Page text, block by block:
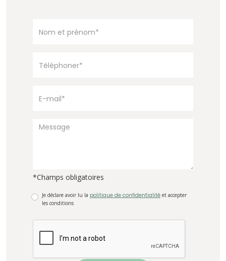
*Champs obligatoires
Je déclare avoir lu la politique de confidentialité et accepter
les conditions